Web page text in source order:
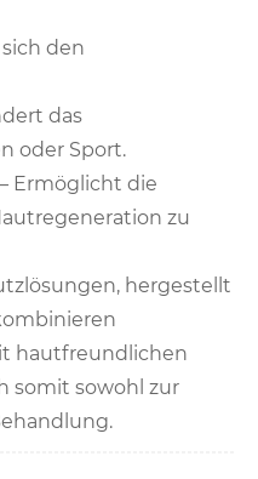
sich den
das
oder Sport.
– Ermöglicht die
zu
hergestellt
hautfreundlichen
somit sowohl zur